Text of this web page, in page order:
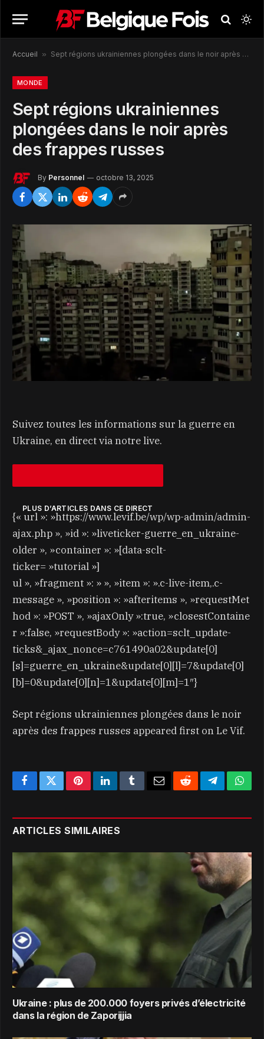
Accueil » Sept régions ukrainiennes plongées dans le noir après des frappes russes
MONDE
Sept régions ukrainiennes
plongées dans le noir après
des frappes russes
By Personnel octobre 13, 2025
Suivez toutes les informations sur la guerre en
Ukraine, en direct via notre live.
PLUS D’ARTICLES DANS CE DIRECT
{« url »: »https://www.levif.be/wp/wp-admin/admin-
ajax.php », »id »: »liveticker-guerre_en_ukraine-
older », »container »: »[data-sclt-
ticker= »tutorial »]
ul », »fragment »: » », »item »: ».c-live-item,.c-
message », »position »: »afteritems », »requestMet
hod »: »POST », »ajaxOnly »:true, »closestContaine
r »:false, »requestBody »: »action=sclt_update-
ticks&_ajax_nonce=c761490a02&update[0]
[s]=guerre_en_ukraine&update[0][l]=7&update[0]
[b]=0&update[0][n]=1&update[0][m]=1″}
Sept régions ukrainiennes plongées dans le noir
après des frappes russes appeared first on Le Vif.
FacebookTwitterPinterestLinkedInTumblr EmailRedditTelegram
ARTICLES SIMILAIRES
Ukraine : plus de 200.000 foyers privés d’électricité
dans la région de Zaporijjia